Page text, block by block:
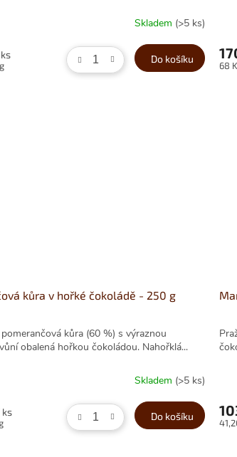
Skladem (>5 ks)
Do košíku
68
kůra v hořké čokoládě - 250 g
kůra (60 %) s výraznou
obalená hořkou čokoládou. Nahořklá...
Skladem (>5 ks)
Do košíku